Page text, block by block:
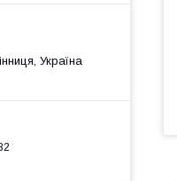
Україна